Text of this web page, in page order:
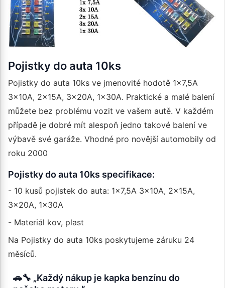
Pojistky do auta 10ks
Pojistky do auta 10ks ve jmenovité hodotě 1x7,5A
3x10A, 2x15A, 3x20A, 1x30A. Praktické a malé balení
můžete bez problému vozit ve vašem autě. V každém
případě je dobré mít alespoň jedno takové balení ve
výbavě své garáže. Vhodné pro novější automobily od
roku 2000
Pojistky do auta 10ks specifikace:
- 10 kusů pojistek do auta: 1x7,5A 3x10A, 2x15A,
3x20A, 1x30A
- Materiál kov, plast
Na Pojistky do auta 10ks poskytujeme záruku 24
měsíců.
🚗🔧 „Každý nákup je kapka benzínu do